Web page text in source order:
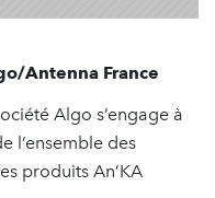
Antenna France
Algo s’engage à
l’ensemble des
produits An’KA